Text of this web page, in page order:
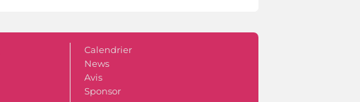
Calendrier
News
Avis
Sponsor